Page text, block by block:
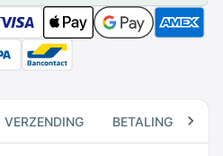
VERZENDING BETALING